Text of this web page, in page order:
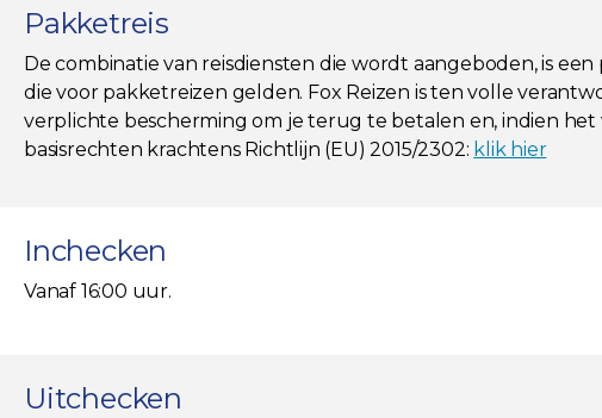
Pakketreis
De combinatie van reisdiensten die wordt aangeboden, is
die voor pakketreizen gelden. Fox Reizen is ten volle
verplichte bescherming om je terug te betalen en, indien
basisrechten krachtens Richtlijn (EU) 2015/2302: klik hier
Inchecken
Vanaf 16:00 uur.
Uitchecken